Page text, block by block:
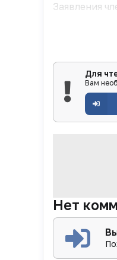
Заявления
Для
Вам
Нет